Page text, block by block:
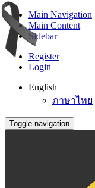
Main Navigation
Main Content
Sidebar
Register
Login
English
ภาษาไทย
Toggle navigation